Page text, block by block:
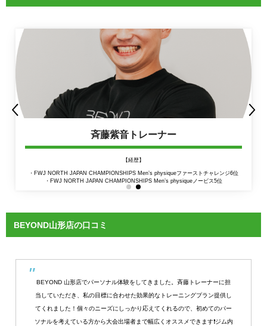
斉藤紫音トレーナー
【経歴】
・FWJ NORTH JAPAN CHAMPIONSHIPS Men’s physiqueファーストチャレンジ6位
・FWJ NORTH JAPAN CHAMPIONSHIPS Men’s physiqueノービス5位
BEYOND山形店の口コミ
BEYOND 山形店でパーソナル体験をしてきました。斉藤トレーナーに担
当していただき、私の目標に合わせた効果的なトレーニングプラン提供し
てくれました！個々のニーズにしっかり応えてくれるので、初めてのパー
ソナルを考えている方から大会出場者まで幅広くオススメできます❗️ジム内